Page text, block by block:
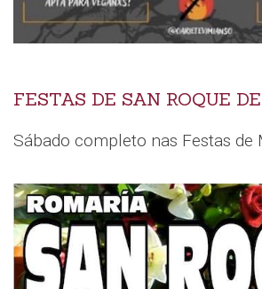
FESTAS DE SAN ROQUE
Sábado completo nas Festas de